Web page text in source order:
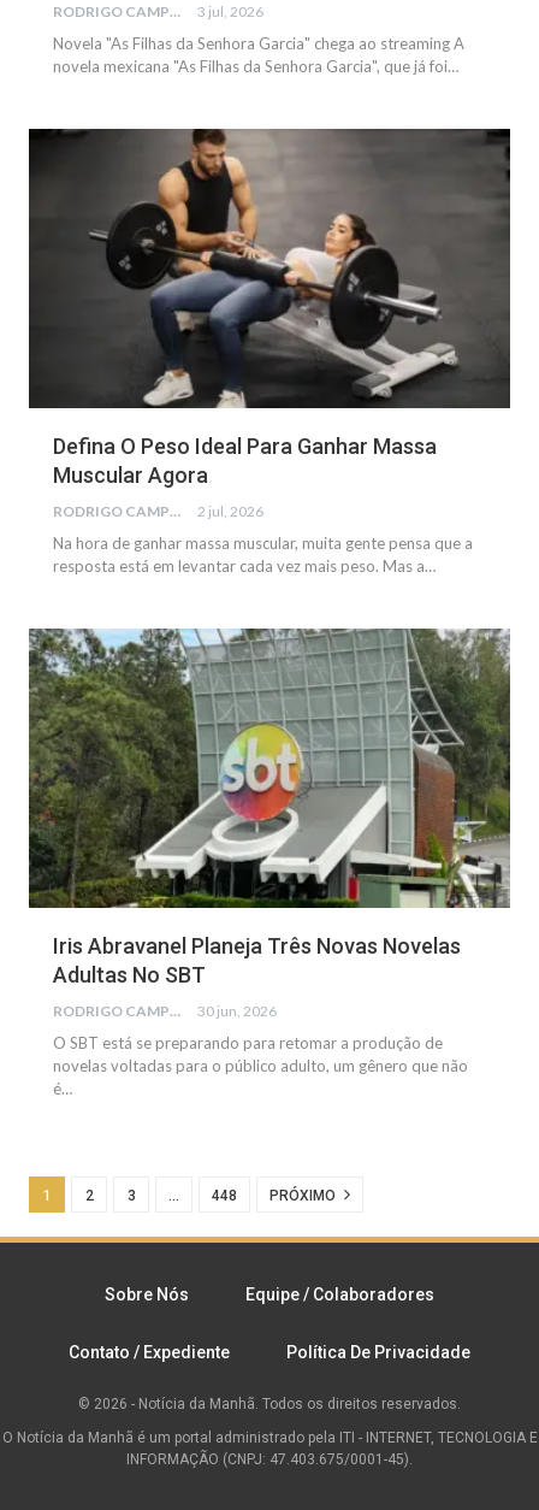
RODRIGO CAMPOS 3 jul, 2026
Novela "As Filhas da Senhora Garcia" chega ao streaming A
novela mexicana "As Filhas da Senhora Garcia", que já foi…
Defina O Peso Ideal Para Ganhar Massa
Muscular Agora
RODRIGO CAMPOS 2 jul, 2026
Na hora de ganhar massa muscular, muita gente pensa que a
resposta está em levantar cada vez mais peso. Mas a…
NOTÍCIAS
Iris Abravanel Planeja Três Novas Novelas
Adultas No SBT
RODRIGO CAMPOS 30 jun, 2026
O SBT está se preparando para retomar a produção de
novelas voltadas para o público adulto, um gênero que não
é…
1 2 3 … 448 PRÓXIMO
Sobre Nós Equipe / Colaboradores
Contato / Expediente Política De Privacidade
© 2026 - Notícia da Manhã. Todos os direitos reservados.
O Notícia da Manhã é um portal administrado pela ITI - INTERNET, TECNOLOGIA E
INFORMAÇÃO (CNPJ: 47.403.675/0001-45).